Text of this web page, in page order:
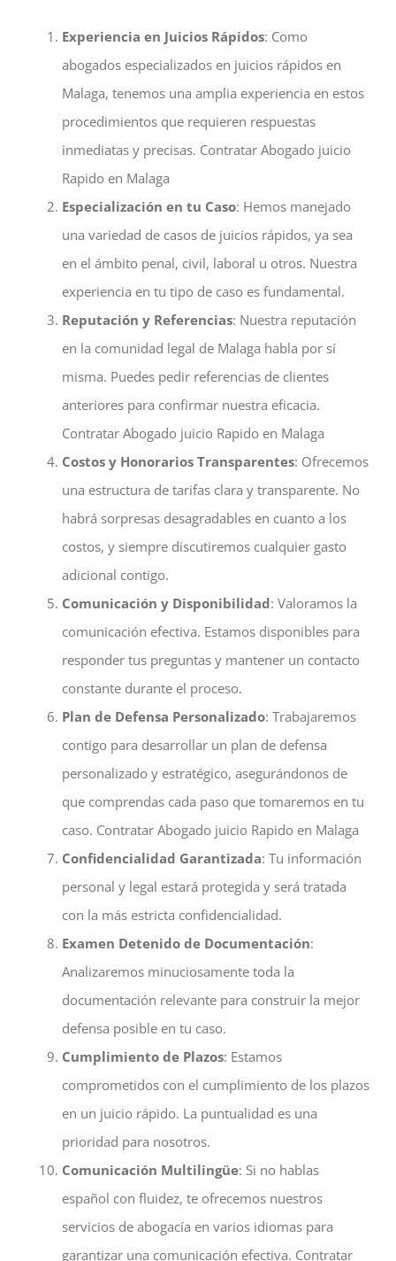
Experiencia en Juicios Rápidos: Como
abogados especializados en juicios rápidos en
Malaga, tenemos una amplia experiencia en estos
procedimientos que requieren respuestas
inmediatas y precisas. Contratar Abogado juicio
Rapido en Malaga
Especialización en tu Caso: Hemos manejado
una variedad de casos de juicios rápidos, ya sea
en el ámbito penal, civil, laboral u otros. Nuestra
experiencia en tu tipo de caso es fundamental.
Reputación y Referencias: Nuestra reputación
en la comunidad legal de Malaga habla por sí
misma. Puedes pedir referencias de clientes
anteriores para confirmar nuestra eficacia.
Contratar Abogado juicio Rapido en Malaga
Costos y Honorarios Transparentes: Ofrecemos
una estructura de tarifas clara y transparente. No
habrá sorpresas desagradables en cuanto a los
costos, y siempre discutiremos cualquier gasto
adicional contigo.
Comunicación y Disponibilidad: Valoramos la
comunicación efectiva. Estamos disponibles para
responder tus preguntas y mantener un contacto
constante durante el proceso.
Plan de Defensa Personalizado: Trabajaremos
contigo para desarrollar un plan de defensa
personalizado y estratégico, asegurándonos de
que comprendas cada paso que tomaremos en tu
caso. Contratar Abogado juicio Rapido en Malaga
Confidencialidad Garantizada: Tu información
personal y legal estará protegida y será tratada
con la más estricta confidencialidad.
Examen Detenido de Documentación:
Analizaremos minuciosamente toda la
documentación relevante para construir la mejor
defensa posible en tu caso.
Cumplimiento de Plazos: Estamos
comprometidos con el cumplimiento de los plazos
en un juicio rápido. La puntualidad es una
prioridad para nosotros.
Comunicación Multilingüe: Si no hablas
español con fluidez, te ofrecemos nuestros
servicios de abogacía en varios idiomas para
garantizar una comunicación efectiva. Contratar